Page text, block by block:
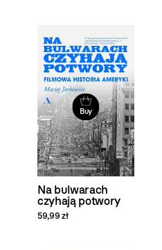
Buy
Na bulwarach
czyhają potwory
59,99 zł